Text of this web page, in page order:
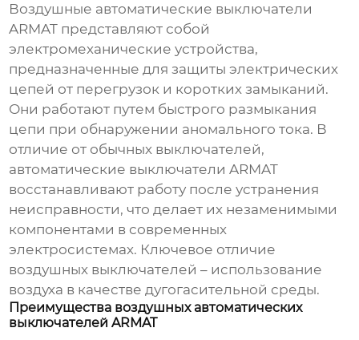
Воздушные автоматические выключатели
ARMAT представляют собой
электромеханические устройства,
предназначенные для защиты электрических
цепей от перегрузок и коротких замыканий.
Они работают путем быстрого размыкания
цепи при обнаружении аномального тока. В
отличие от обычных выключателей,
автоматические выключатели ARMAT
восстанавливают работу после устранения
неисправности, что делает их незаменимыми
компонентами в современных
электросистемах. Ключевое отличие
воздушных выключателей – использование
воздуха в качестве дугогасительной среды.
Преимущества воздушных автоматических
выключателей ARMAT